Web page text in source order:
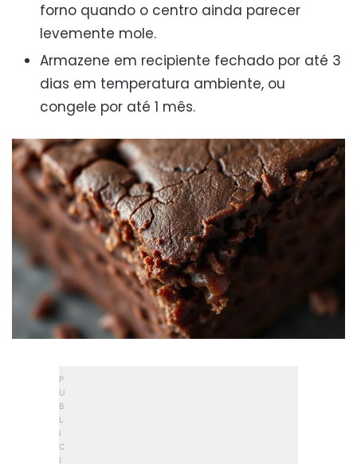
forno quando o centro ainda parecer
levemente mole.
Armazene em recipiente fechado por até 3
dias em temperatura ambiente, ou
congele por até 1 mês.